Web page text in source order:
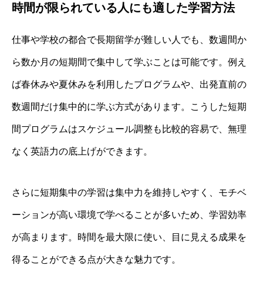
時間が限られている人にも適した学習方法
仕事や学校の都合で長期留学が難しい人でも、数週間か
ら数か月の短期間で集中して学ぶことは可能です。例え
ば春休みや夏休みを利用したプログラムや、出発直前の
数週間だけ集中的に学ぶ方式があります。こうした短期
間プログラムはスケジュール調整も比較的容易で、無理
なく英語力の底上げができます。
さらに短期集中の学習は集中力を維持しやすく、モチベ
ーションが高い環境で学べることが多いため、学習効率
が高まります。時間を最大限に使い、目に見える成果を
得ることができる点が大きな魅力です。